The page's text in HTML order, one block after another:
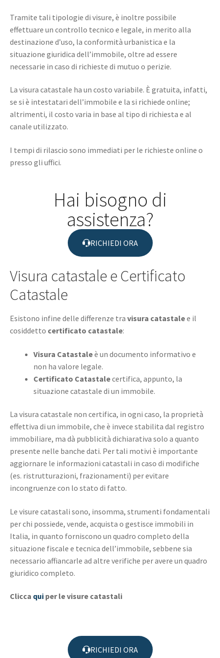
Tramite tali tipologie di visure, è inoltre possibile
effettuare un controllo tecnico e legale, in merito alla
destinazione d’uso, la conformità urbanistica e la
situazione giuridica dell’immobile, oltre ad essere
necessarie in caso di richieste di mutuo o perizie.
La visura catastale ha un costo variabile. È gratuita, infatti,
se si è intestatari dell’immobile e la si richiede online;
altrimenti, il costo varia in base al tipo di richiesta e al
canale utilizzato.
I tempi di rilascio sono immediati per le richieste online o
presso gli uffici.
Hai bisogno di
assistenza?
RICHIEDI ORA
Visura catastale e Certificato
Catastale
Esistono infine delle differenze tra visura catastalee il
cosiddetto certificato catastale:
Visura Catastaleè un documento informativo e
non ha valore legale.
Certificato Catastalecertifica, appunto, la
situazione catastale di un immobile.
La visura catastale non certifica, in ogni caso, la proprietà
effettiva di un immobile, che è invece stabilita dal registro
immobiliare, ma dà pubblicità dichiarativa solo a quanto
presente nelle banche dati. Per tali motivi è importante
aggiornare le informazioni catastali in caso di modifiche
(es. ristrutturazioni, frazionamenti) per evitare
incongruenze con lo stato di fatto.
Le visure catastali sono, insomma, strumenti fondamentali
per chi possiede, vende, acquista o gestisce immobili in
Italia, in quanto forniscono un quadro completo della
situazione fiscale e tecnica dell’immobile, sebbene sia
necessario affiancarle ad altre verifiche per avere un quadro
giuridico completo.
Clicca qui per le visure catastali
RICHIEDI ORA